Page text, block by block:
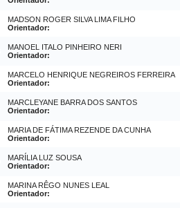
MADSON ROGER SILVA LIMA FILHO
Orientador:
MANOEL ITALO PINHEIRO NERI
Orientador:
MARCELO HENRIQUE NEGREIROS FERREIRA
Orientador:
MARCLEYANE BARRA DOS SANTOS
Orientador:
MARIA DE FÁTIMA REZENDE DA CUNHA
Orientador:
MARÍLIA LUZ SOUSA
Orientador:
MARINA RÊGO NUNES LEAL
Orientador: